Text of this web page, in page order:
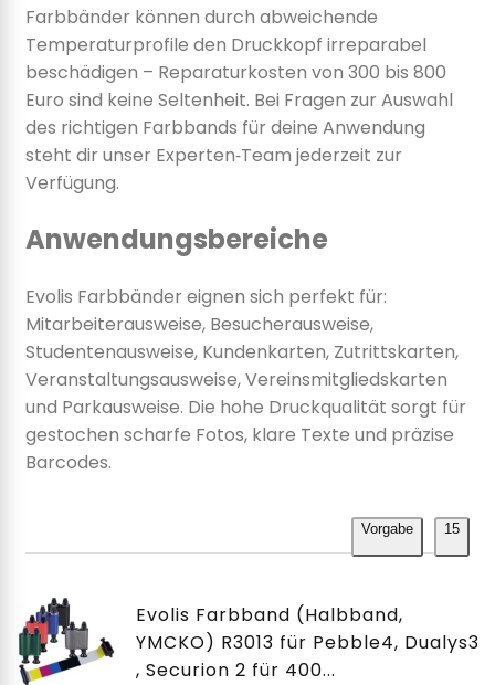
Farbbänder können durch abweichende
Temperaturprofile den Druckkopf irreparabel
beschädigen – Reparaturkosten von 300 bis 800
Euro sind keine Seltenheit. Bei Fragen zur Auswahl
des richtigen Farbbands für deine Anwendung
steht dir unser Experten‑Team jederzeit zur
Verfügung.
Anwendungsbereiche
Evolis Farbbänder eignen sich perfekt für:
Mitarbeiterausweise, Besucherausweise,
Studentenausweise, Kundenkarten, Zutrittskarten,
Veranstaltungsausweise, Vereinsmitgliedskarten
und Parkausweise. Die hohe Druckqualität sorgt für
gestochen scharfe Fotos, klare Texte und präzise
Barcodes.
Vorgabe 15
Evolis Farbband (Halbband,
YMCKO) R3013 für Pebble4, Dualys3
, Securion 2 für 400...